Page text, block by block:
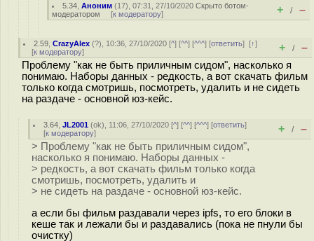
5.34 ,Аноним (17), 07:31, 27/10/2020Скрыто ботом-
модератором [к модератору] + / –
2.59 ,CrazyAlex (?), 10:36, 27/10/2020 [^] [^^] [^^^] [ответить][↑]
[к модератору] + / –
Проблему "как не быть приличным сидом", насколько я
понимаю. Наборы данных - редкость, а вот скачать фильм
только когда смотришь, посмотреть, удалить и не сидеть
на раздаче - основной юз-кейс.
3.64 ,JL2001 (ok), 11:06, 27/10/2020 [^] [^^] [^^^] [ответить]
[к модератору] + / –
> Проблему "как не быть приличным сидом",
насколько я понимаю. Наборы данных -
> редкость, а вот скачать фильм только когда
смотришь, посмотреть, удалить и
> не сидеть на раздаче - основной юз-кейс.
а если бы фильм раздавали через ipfs, то его блоки в
кеше так и лежали бы и раздавались (пока не пнули бы
очистку)